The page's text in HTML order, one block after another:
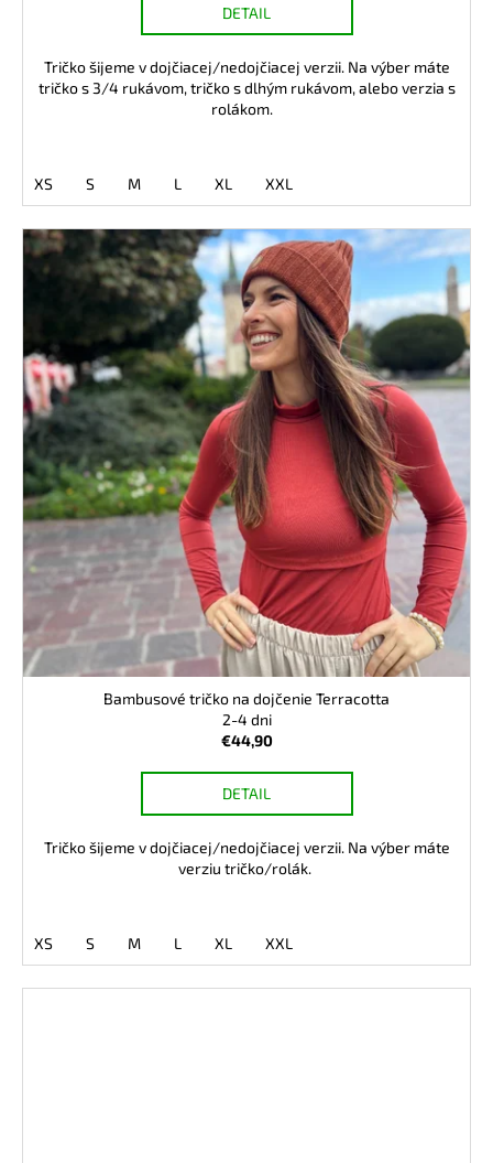
DETAIL
Tričko šijeme v dojčiacej/nedojčiacej verzii. Na výber máte
tričko s 3/4 rukávom, tričko s dlhým rukávom, alebo verzia s
rolákom.
XS S M L XL XXL
Bambusové tričko na dojčenie Terracotta
2-4 dni
€44,90
DETAIL
Tričko šijeme v dojčiacej/nedojčiacej verzii. Na výber máte
verziu tričko/rolák.
XS S M L XL XXL